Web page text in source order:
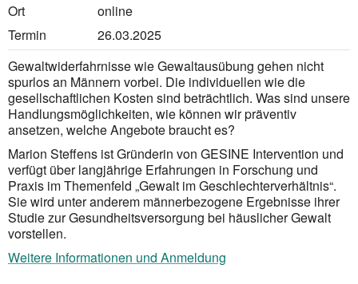
Ort
online
Termin
26.03.2025
Gewaltwiderfahrnisse wie Gewaltausübung gehen nicht
spurlos an Männern vorbei. Die individuellen wie die
gesellschaftlichen Kosten sind beträchtlich. Was sind unsere
Handlungsmöglichkeiten, wie können wir präventiv
ansetzen, welche Angebote braucht es?
Marion Steffens ist Gründerin von GESINE Intervention und
verfügt über langjährige Erfahrungen in Forschung und
Praxis im Themenfeld „Gewalt im Geschlechterverhältnis“.
Sie wird unter anderem männerbezogene Ergebnisse ihrer
Studie zur Gesundheitsversorgung bei häuslicher Gewalt
vorstellen.
Weitere Informationen und Anmeldung